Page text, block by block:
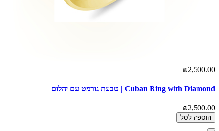
₪2,500.00
Cuban Ring with Diamond | טבעת גורמט עם יהלום
₪2,500.00
הוספה לסל